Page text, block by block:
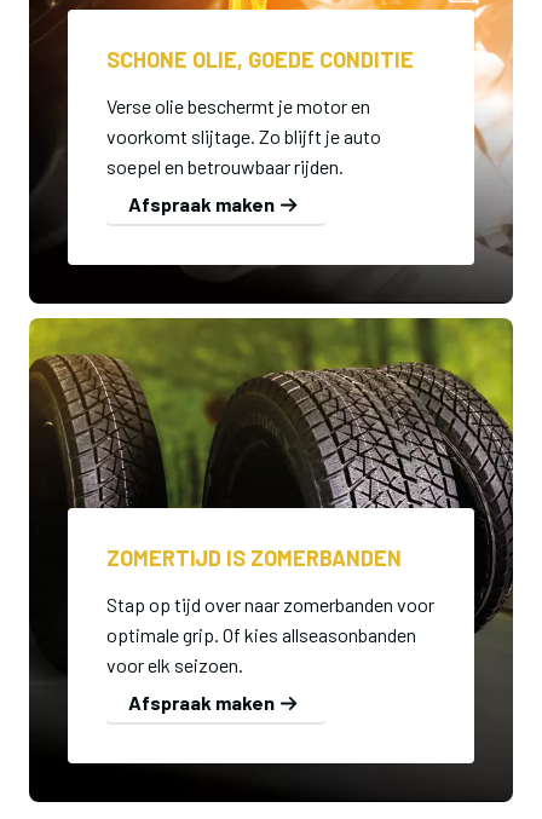
SCHONE OLIE, GOEDE CONDITIE
Verse olie beschermt je motor en
voorkomt slijtage. Zo blijft je auto
soepel en betrouwbaar rijden.
Afspraak maken
ZOMERTIJD IS ZOMERBANDEN
Stap op tijd over naar zomerbanden voor
optimale grip. Of kies allseasonbanden
voor elk seizoen.
Afspraak maken